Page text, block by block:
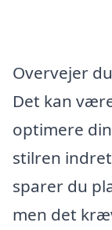
Overvejer
Det kan
optimere
stilren
sparer du
men det